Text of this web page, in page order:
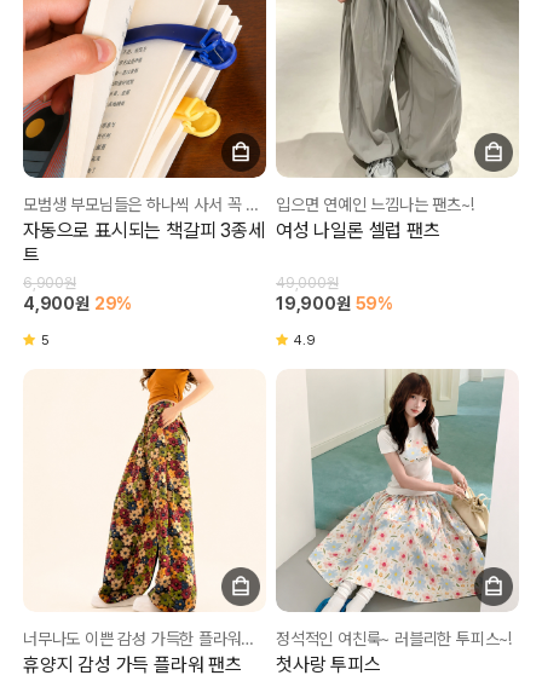
모범생 부모님들은 하나씩 사서 꼭 준다는 그 꿀템!
자동으로 표시되는 책갈피 3종세
트
6,900원
4,900원 29%
5
입으면 연예인 느낌나는 팬츠~!
여성 나일론 셀럽 팬츠
49,000원
19,900원 59%
4.9
너무나도 이쁜 감성 가득한 플라워팬츠~!
휴양지 감성 가득 플라워 팬츠
정석적인 여친룩~ 러블리한 투피스~!
첫사랑 투피스